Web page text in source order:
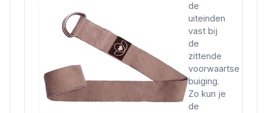
de
uiteinden
vast bij
de
zittende
voorwaartse
buiging.
Zo kun je
de